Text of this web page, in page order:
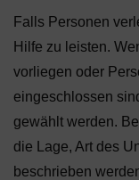
Falls Personen
Hilfe zu leisten.
vorliegen oder
eingeschlossen
gewählt werden.
die Lage, Art des
beschrieben